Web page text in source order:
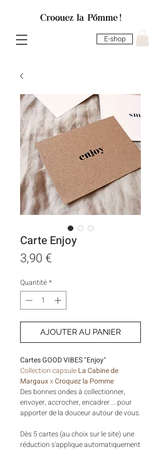
E-shop
Carte Enjoy
3,90 €Prix
Quantité*
AJOUTER AU PANIER
Cartes GOOD VIBES "Enjoy"
Collection capsuleLa Cabine de
MargauxxCroquez la Pomme
Des bonnes ondes à collectionner,
envoyer, accrocher, encadrer ... pour
apporter de la douceur autour de vous.
Dès 5 cartes (au choix sur le site) une
réduction s'applique automatiquement